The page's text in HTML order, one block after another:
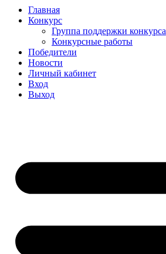
Главная
Конкурс
Группа поддержки конкурса
Конкурсные работы
Победители
Новости
Личный кабинет
Вход
Выход